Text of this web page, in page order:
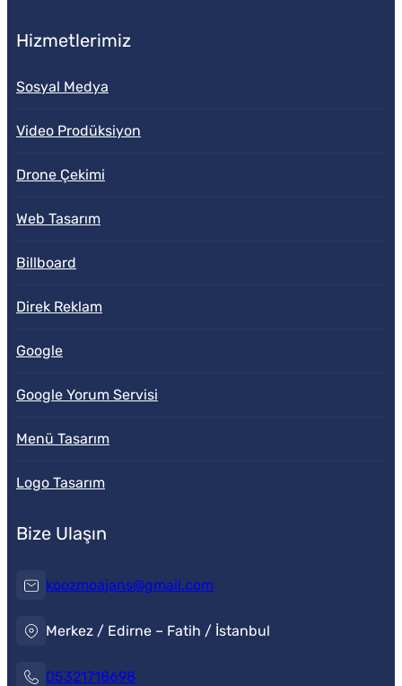
Hizmetlerimiz
Sosyal Medya
Video Prodüksiyon
Drone Çekimi
Web Tasarım
Billboard
Direk Reklam
Google
Google Yorum Servisi
Menü Tasarım
Logo Tasarım
Bize Ulaşın
koozmoajans@gmail.com
Merkez / Edirne – Fatih / İstanbul
05321718698